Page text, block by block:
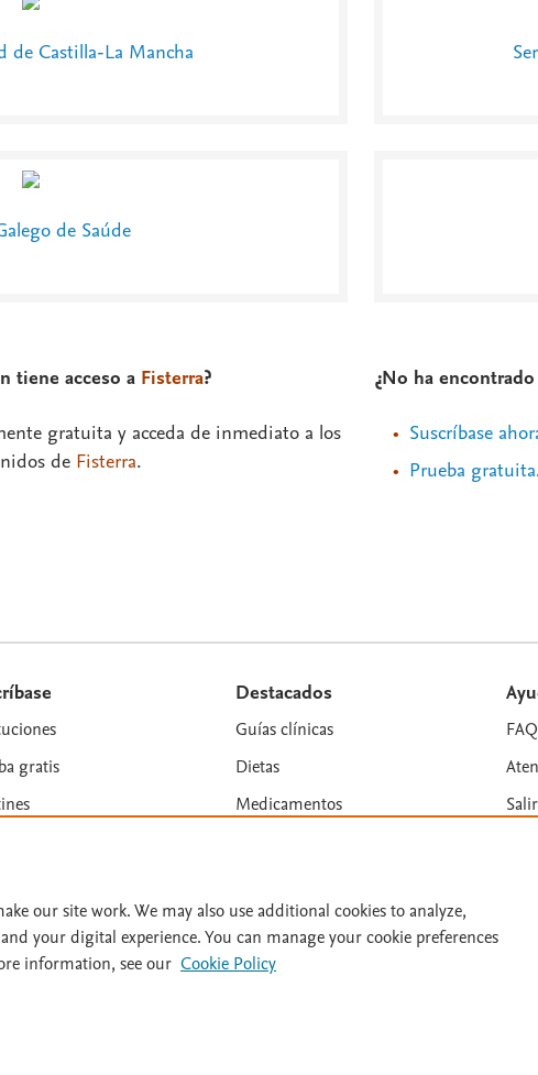
de Castilla-La Mancha
de Saúde
tiene acceso a Fisterra?
gratuita y acceda de inmediato a los
de Fisterra.
¿No ha
Suscríbase
Prueba gratuita
gratis
Destacados
Guías clínicas
Dietas
Medicamentos
Salir
de privacidad
sus licenciantes y colaboradores. Se reservan todos los derechos, incluidos los
actualizada en: 31/07/2026.
our site work. We may also use additional cookies to analyze,
your digital experience. You can manage your cookie preferences
information, see our Cookie Policy